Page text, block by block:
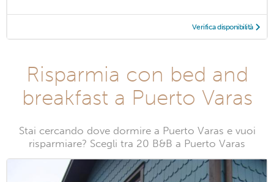
Verifica disponibilità
Risparmia con bed and
breakfast a Puerto Varas
Stai cercando dove dormire a Puerto Varas e vuoi
risparmiare? Scegli tra 20 B&B a Puerto Varas